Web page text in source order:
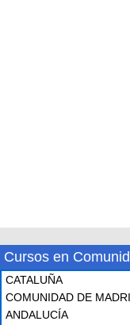
Cursos en
CATALUÑA
COMUNIDAD DE
ANDALUCÍA